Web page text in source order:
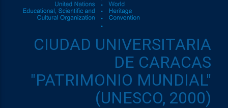
CIUDAD UNIVERSITARIA
DE CARACAS
"PATRIMONIO MUNDIAL"
(UNESCO, 2000)